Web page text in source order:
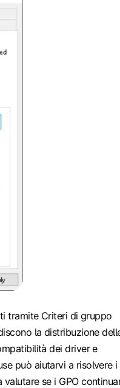
tramite Criteri di gruppo
la distribuzione
dei driver e
può aiutarvi a risolvere i
se i GPO